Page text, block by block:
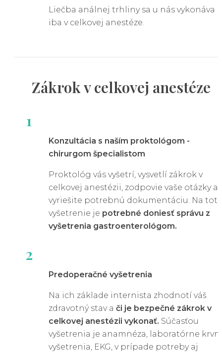
Liečba análnej trhliny sa u nás vykonáva
iba v celkovej anestéze.
Zákrok vcelkovej anestéze
1
Konzultácia s naším proktológom -
chirurgom špecialistom
Proktológ vás vyšetrí, vysvetlí zákrok v
celkovej anestézii, zodpovie vaše otázky a
vyriešite potrebnú dokumentáciu. Na
vyšetrenie je potrebné doniesť správu z
vyšetrenia gastroenterológom.
2
Predoperačné vyšetrenia
Na ich základe internista zhodnotí váš
zdravotný stav a či je bezpečné zákrok v
celkovej anestézii vykonať. Súčasťou
vyšetrenia je anamnéza, laboratórne
vyšetrenia, EKG, v prípade potreby aj